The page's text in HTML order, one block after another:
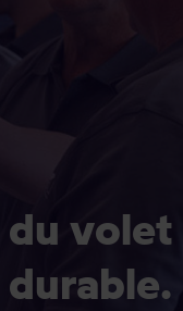
durable.